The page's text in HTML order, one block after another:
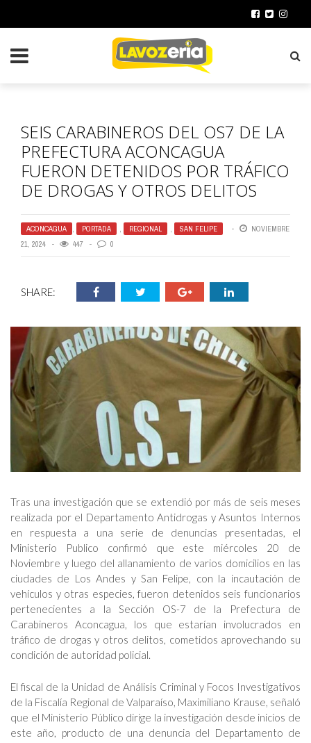
SEIS CARABINEROS DEL OS7 DE LA
PREFECTURA ACONCAGUA
FUERON DETENIDOS POR TRÁFICO
DE DROGAS Y OTROS DELITOS
ACONCAGUA , PORTADA , REGIONAL , SAN FELIPE
NOVIEMBRE
21, 2024
447 0
SHARE:
Tras una investigación que se extendió por más de seis meses
realizada por el Departamento Antidrogas y Asuntos Internos
en respuesta a una serie de denuncias presentadas, el
Ministerio Publico confirmó que este miércoles 20 de
Noviembre y luego del allanamiento de varios domicilios en las
ciudades de Los Andes y San Felipe, con la incautación de
vehículos y otras especies, fueron detenidos seis funcionarios
pertenecientes a la Sección OS-7 de la Prefectura de
Carabineros Aconcagua, los que estarían involucrados en
tráfico de drogas y otros delitos, cometidos aprovechando su
condición de autoridad policial.
El fiscal de la Unidad de Análisis Criminal y Focos Investigativos
de la Fiscalía Regional de Valparaíso, Maximiliano Krause, señaló
que el Ministerio Público dirige la investigación desde inicios de
este año, producto de una denuncia del Departamento de